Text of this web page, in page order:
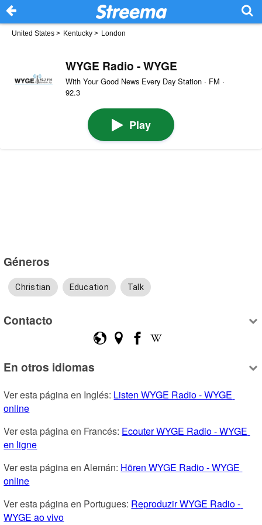
United States > Kentucky > London
WYGE Radio - WYGE
With Your Good News Every Day Station · FM ·
92.3
Play
Géneros
Christian Education Talk
Contacto
En otros idiomas
Ver esta página en Inglés: Listen WYGE Radio - WYGE
online
Ver esta página en Francés: Ecouter WYGE Radio - WYGE
en ligne
Ver esta página en Alemán: Hören WYGE Radio - WYGE
online
Ver esta página en Portugues: Reproduzir WYGE Radio -
WYGE ao vivo